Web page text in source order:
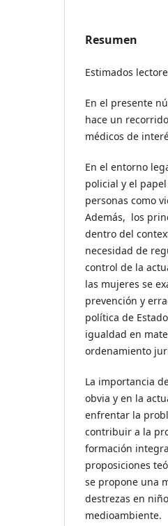
Resumen
Estimados
En el presente
hace un
médicos de
En el entorno
policial y el
personas como
Además, los
dentro del
necesidad de
control de la
las mujeres se
prevención y
política de
igualdad en
ordenamiento
La importancia
obvia y en la
enfrentar la
contribuir a la
formación
proposiciones
se propone una
destrezas en
medioambiente.